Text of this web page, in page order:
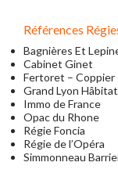
Références
Bagnières Et
Cabinet Ginet
Fertoret – Coppier
Grand Lyon Hâbitat
Immo de France
Opac du Rhone
Régie Foncia
Régie de l’Opéra
Simmonneau